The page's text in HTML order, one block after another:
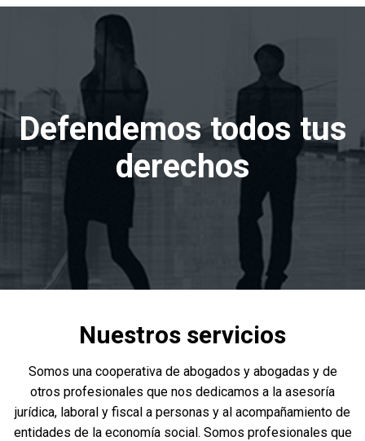
Defendemos todos tus
derechos
Nuestros servicios
Somos una cooperativa de abogados y abogadas y de
otros profesionales que nos dedicamos a la asesoría
jurídica, laboral y fiscal a personas y al acompañamiento de
entidades de la economía social. Somos profesionales que